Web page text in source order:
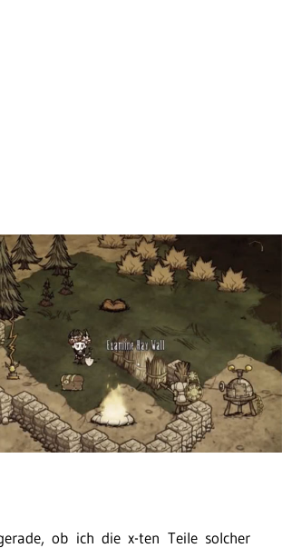
ob ich die x-ten Teile solcher